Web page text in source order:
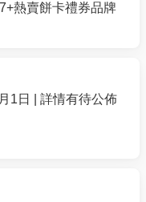
取1「01積
$1購買門票。玩完
熱賣餅卡禮券品牌
1日 | 詳情有待公佈